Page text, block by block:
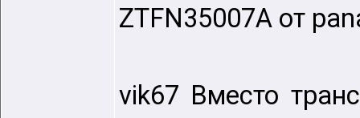
ZTFN35007A от
vik67 Вместо